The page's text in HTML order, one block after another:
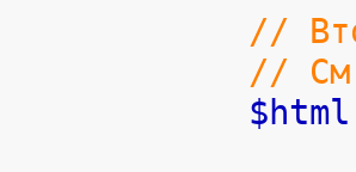
//
//
$html